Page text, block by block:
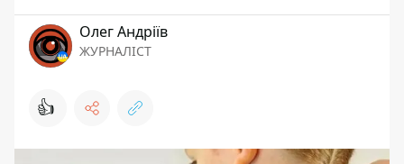
Олег Андріїв
ЖУРНАЛІСТ
👍